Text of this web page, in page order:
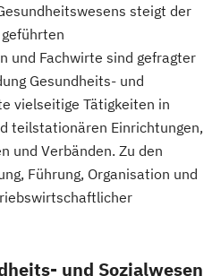
Sportler A-Lizenz
und
Sportler)
vegane Ernährung
vegetarische
A-Lizenz
B-Lizenz
steigt der
und Fachwirte sind gefragter
Gesundheits- und
vielseitige Tätigkeiten in
teilstationären Einrichtungen,
und Verbänden. Zu den
Führung, Organisation und
und Sozialwesen